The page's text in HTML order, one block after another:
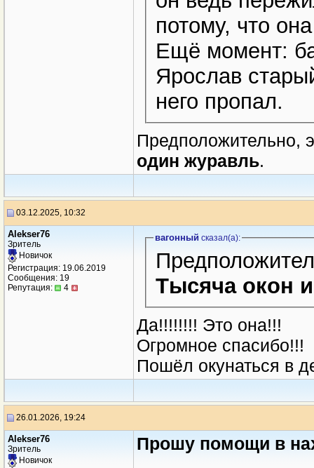
потому, что
Ещё момент:
Ярослав
него пропал.
Предположительно,
один журавль.
03.12.2025, 10:32
Alekser76
Зритель
Новичок
Регистрация: 19.06.2019
Сообщения: 19
Репутация:
4
вагонный сказал(a):
Тысяча окон
Да!!!!!!!! Это она!!!
Огромное спасибо!!!
Пошёл окунаться в
26.01.2026, 19:24
Alekser76
Зритель
Новичок
Прошу помощи в